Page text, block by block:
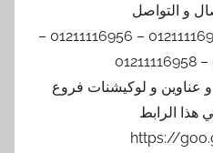
و التواصل
موبايل 01211116954 – 01211116955 – 01211116956 –
و عناوين و لوكيشنات فروع
هذا الرابط
https://